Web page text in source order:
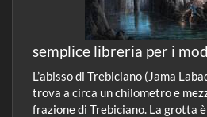
semplice libreria per i
L’abisso di Trebiciano (Jama
trova a circa un chilometro e
frazione di Trebiciano. La grotta